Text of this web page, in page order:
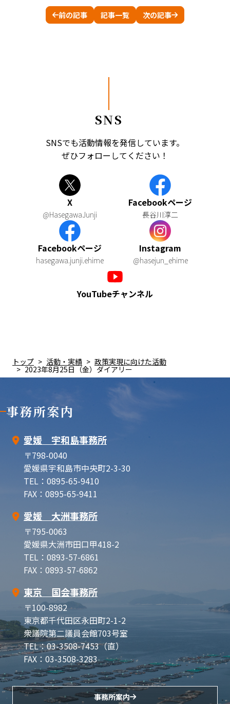
前の記事 記事一覧 次の記事
SNS
SNSでも活動情報を発信しています。
ぜひフォローしてください！
X
@HasegawaJunji
Facebookページ
長谷川淳二
Facebookページ
hasegawa.junji.ehime
Instagram
@hasejun_ehime
YouTubeチャンネル
トップ 活動・実績 政策実現に向けた活動
2023年8月25日（金）ダイアリー
事務所案内
愛媛 宇和島事務所
〒798-0040
愛媛県宇和島市中央町2-3-30
TEL：0895-65-9410
FAX：0895-65-9411
愛媛 大洲事務所
〒795-0063
愛媛県大洲市田口甲418-2
TEL：0893-57-6861
FAX：0893-57-6862
東京 国会事務所
〒100-8982
東京都千代田区永田町2-1-2
衆議院第二議員会館703号室
TEL：03-3508-7453（直）
FAX：03-3508-3283
事務所案内